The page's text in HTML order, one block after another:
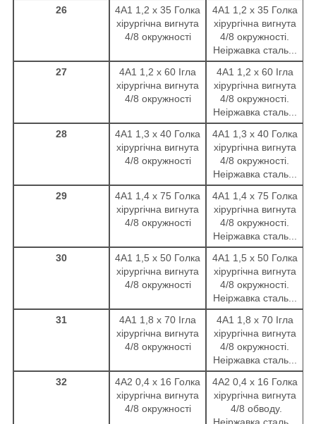
26
4А1 1,2 х 35 Голка
хірургічна вигнута
4/8 окружності
4А1 1,2 х 35 Голка
хірургічна вигнута
4/8 окружності.
Неіржавка сталь...
27
4А1 1,2 х 60 Ігла
хірургічна вигнута
4/8 окружності
4А1 1,2 х 60 Ігла
хірургічна вигнута
4/8 окружності.
Неіржавка сталь...
28
4А1 1,3 х 40 Голка
хірургічна вигнута
4/8 окружності
4А1 1,3 х 40 Голка
хірургічна вигнута
4/8 окружності.
Неіржавка сталь...
29
4А1 1,4 х 75 Голка
хірургічна вигнута
4/8 окружності
4А1 1,4 х 75 Голка
хірургічна вигнута
4/8 окружності.
Неіржавка сталь...
30
4А1 1,5 х 50 Голка
хірургічна вигнута
4/8 окружності
4А1 1,5 х 50 Голка
хірургічна вигнута
4/8 окружності.
Неіржавка сталь...
31
4А1 1,8 х 70 Ігла
хірургічна вигнута
4/8 окружності
4А1 1,8 х 70 Ігла
хірургічна вигнута
4/8 окружності.
Неіржавка сталь...
32
4А2 0,4 х 16 Голка
хірургічна вигнута
4/8 окружності
4А2 0,4 х 16 Голка
хірургічна вигнута
4/8 обводу.
Неіржавка сталь...